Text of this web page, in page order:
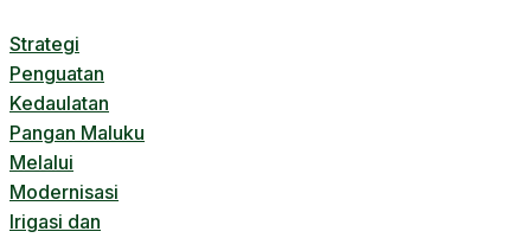
Strategi
Penguatan
Kedaulatan
Pangan Maluku
Melalui
Modernisasi
Irigasi dan